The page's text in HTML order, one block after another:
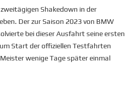
Shakedown in der
Der zur Saison 2023 von BMW
bei dieser Ausfahrt seine ersten
Start der offiziellen Testfahrten
wenige Tage später einmal